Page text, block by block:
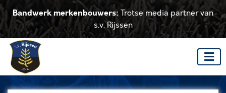
Bandwerk merkenbouwers: Trotse media partner van
s.v. Rijssen